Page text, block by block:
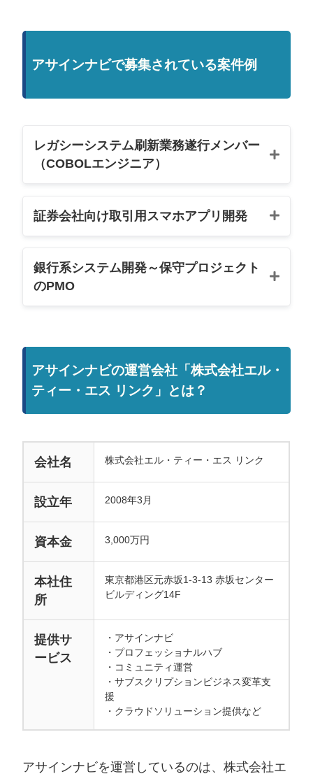
アサインナビで募集されている案件例
レガシーシステム刷新業務遂行メンバー
（COBOLエンジニア）
＞＞ (無料)アサインナビに登録する
証券会社向け取引用スマホアプリ開発
＞＞ (無料)アサインナビに登録する
銀行系システム開発～保守プロジェクト
のPMO
＞＞ (無料)アサインナビに登録する
アサインナビの運営会社「株式会社エル・
ティー・エス リンク」とは？
会社名 株式会社エル・ティー・エス リンク
設立年 2008年3月
資本金 3,000万円
本社住
所
東京都港区元赤坂1-3-13 赤坂センター
ビルディング14F
提供サ
ービス
・アサインナビ
・プロフェッショナルハブ
・コミュニティ運営
・サブスクリプションビジネス変革支
援
・クラウドソリューション提供など
アサインナビを運営しているのは、株式会社エ